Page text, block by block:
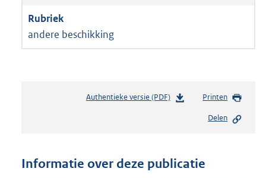
andere beschikking
Authentieke versie (PDF)b
n
Printen
Delen
Informatie over deze publicatie